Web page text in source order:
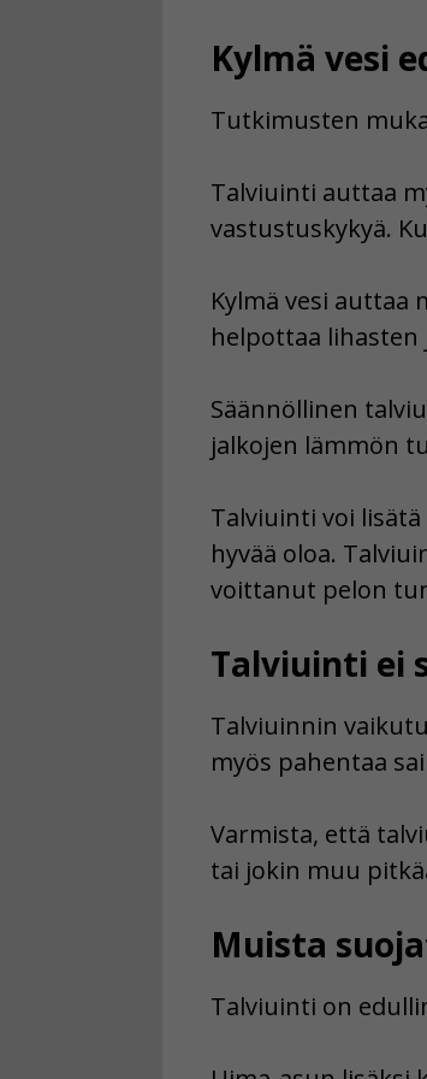
Kylmä vesi
Tutkimusten
Talviuinti auttaa
vastustuskykyä.
Kylmä vesi auttaa
helpottaa lihasten
Säännöllinen
jalkojen lämmön
Talviuinti voi
hyvää oloa.
voittanut pelon
Talviuinti ei
Talviuinnin
myös pahentaa
Varmista, että
tai jokin muu
Muista
Talviuinti on